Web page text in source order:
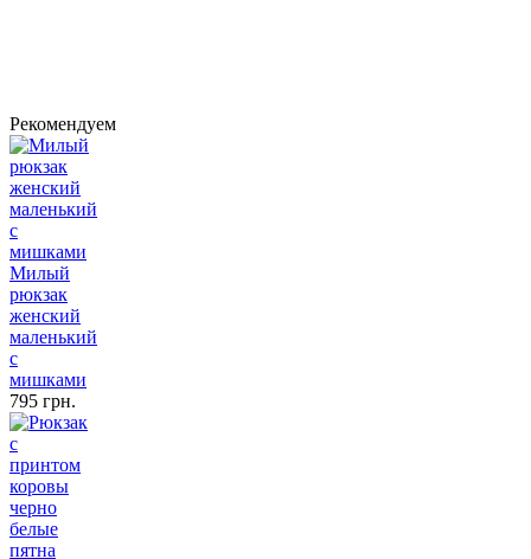
Рекомендуем
Милый
рюкзак
женский
маленький
с
мишками
795 грн.